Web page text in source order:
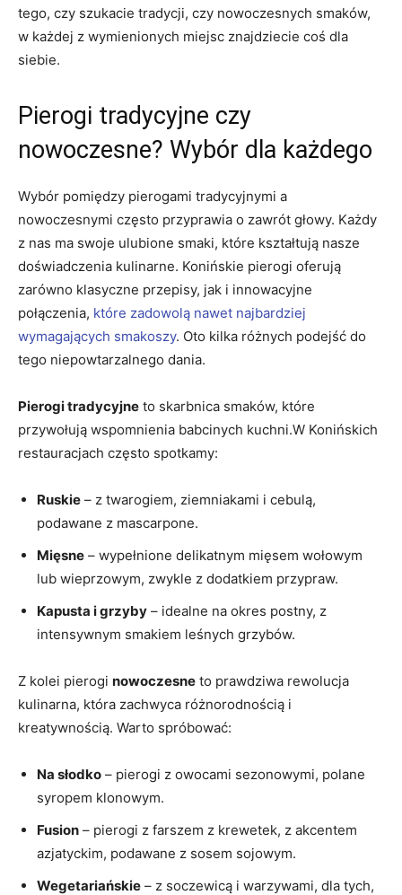
tego, czy szukacie tradycji, ‍czy nowoczesnych smaków,
w każdej z wymienionych miejsc znajdziecie ⁢coś dla
siebie.
Pierogi tradycyjne czy⁢
nowoczesne? Wybór dla każdego
Wybór pomiędzy pierogami⁤ tradycyjnymi a
nowoczesnymi często przyprawia o⁣ zawrót głowy. Każdy
z nas ma swoje⁣ ulubione smaki, które kształtują nasze
doświadczenia kulinarne. ⁢Konińskie pierogi oferują
zarówno klasyczne przepisy, jak i innowacyjne
połączenia, które zadowolą nawet najbardziej
wymagających smakoszy. Oto kilka różnych podejść​ do
tego⁤ niepowtarzalnego dania.
Pierogi tradycyjne to‌ skarbnica smaków, które
przywołują wspomnienia babcinych kuchni.W Konińskich
restauracjach często spotkamy:
Ruskie – z twarogiem, ziemniakami i ⁤cebulą,
podawane z mascarpone.
Mięsne – wypełnione delikatnym mięsem wołowym
lub wieprzowym, zwykle z dodatkiem przypraw.
Kapusta i grzyby – idealne na okres postny, z
intensywnym smakiem leśnych ‌grzybów.
Z kolei pierogi nowoczesne to prawdziwa rewolucja
kulinarna, która zachwyca różnorodnością i
kreatywnością. Warto spróbować:
Na słodko – ⁣pierogi ⁣z owocami sezonowymi, polane
syropem klonowym.
Fusion – pierogi z farszem z krewetek, ⁤z akcentem‌
azjatyckim, podawane z⁢ sosem ⁣sojowym.
Wegetariańskie – z soczewicą i warzywami, dla‌ tych, ​